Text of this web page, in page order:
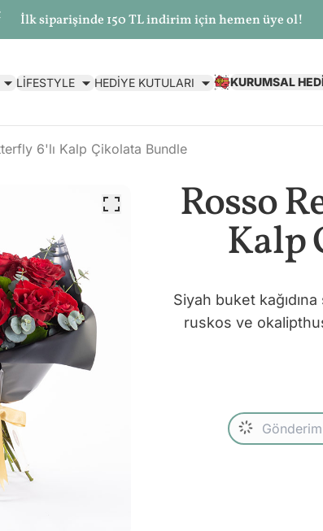
İlk siparişinde 150 TL indirim için hemen üye ol!
LİFESTYLE HEDİYE KUTULARI KURUMSAL
6'lı Kalp Çikolata Bundle
Rosso
Kalp
Siyah buket kağıdına
ruskos ve